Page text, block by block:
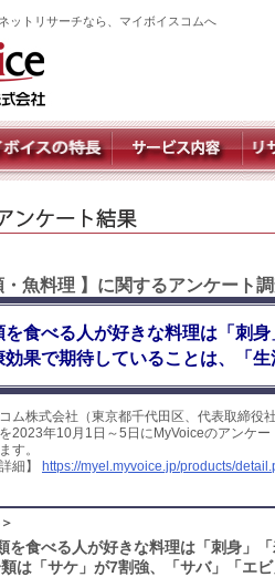
ットリサーチなら、マイボイスコムへ
・魚料理 】に関するアンケート
を食べる人が好きな料理は「刺
効果で期待していることは、「
ム株式会社（東京都千代田区、代表取締
2023年10月1日～5日にMyVoiceのアンケ
す。
細】
https://myel.myvoice.jp/products/
を食べる人が好きな料理は「刺身」
は「サケ」が7割強、「サバ」「エ